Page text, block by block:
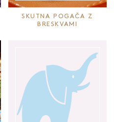
SKUTNA POGAČA Z
BRESKVAMI